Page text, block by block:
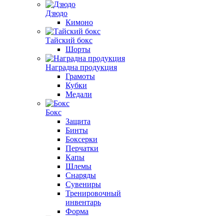
Дзюдо
Кимоно
Тайский бокс
Шорты
Наградна продукция
Грамоты
Кубки
Медали
Бокс
Защита
Бинты
Боксерки
Перчатки
Капы
Шлемы
Снаряды
Сувениры
Тренировочный
инвентарь
Форма